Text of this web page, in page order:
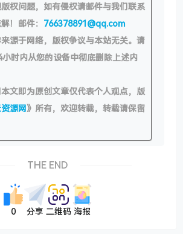
权问题，如有侵权请邮件与我们联系
！邮件： 766378891@qq.com
源于网络，版权争议与本站无关。请
时内从您的设备中彻底删除上述内
文即为原创文章仅代表个人观点，版
源网》所有，欢迎转载，转载请保留
THE END
0 分享 二维码 海报